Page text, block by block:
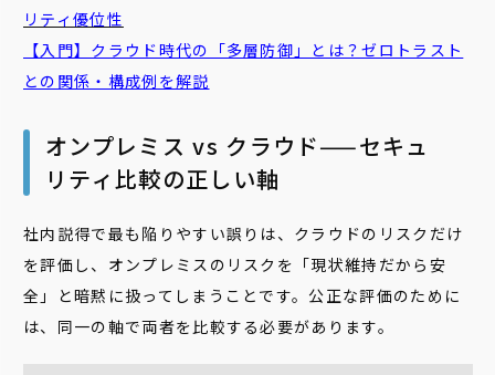
リティ優位性
【入門】クラウド時代の「多層防御」とは？ゼロトラスト
との関係・構成例を解説
オンプレミス vs クラウド——セキュ
リティ比較の正しい軸
社内説得で最も陥りやすい誤りは、クラウドのリスクだけ
を評価し、オンプレミスのリスクを「現状維持だから安
全」と暗黙に扱ってしまうことです。公正な評価のために
は、同一の軸で両者を比較する必要があります。